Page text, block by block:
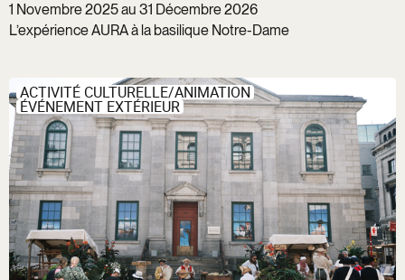
1 Novembre 2025 au 31 Décembre 2026
L’expérience AURA à la basilique Notre-Dame
ACTIVITÉ CULTURELLE/ANIMATION
ÉVÉNEMENT EXTÉRIEUR